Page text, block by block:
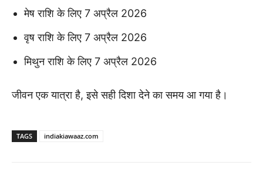
मेष राशि के लिए 7 अप्रैल 2026
वृष राशि के लिए 7 अप्रैल 2026
मिथुन राशि के लिए 7 अप्रैल 2026
जीवन एक यात्रा है, इसे सही दिशा देने का समय आ गया है।
TAGS indiakiawaaz.com